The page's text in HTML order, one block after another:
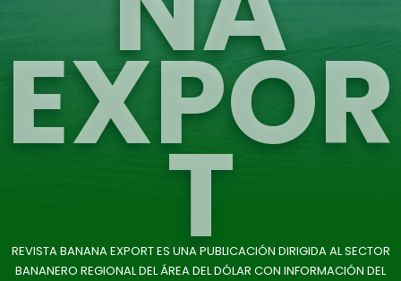
EXPOR
T
REVISTA BANANA EXPORT ES UNA PUBLICACIÓN DIRIGIDA AL SECTOR
BANANERO REGIONAL DEL ÁREA DEL DÓLAR CON INFORMACIÓN DEL